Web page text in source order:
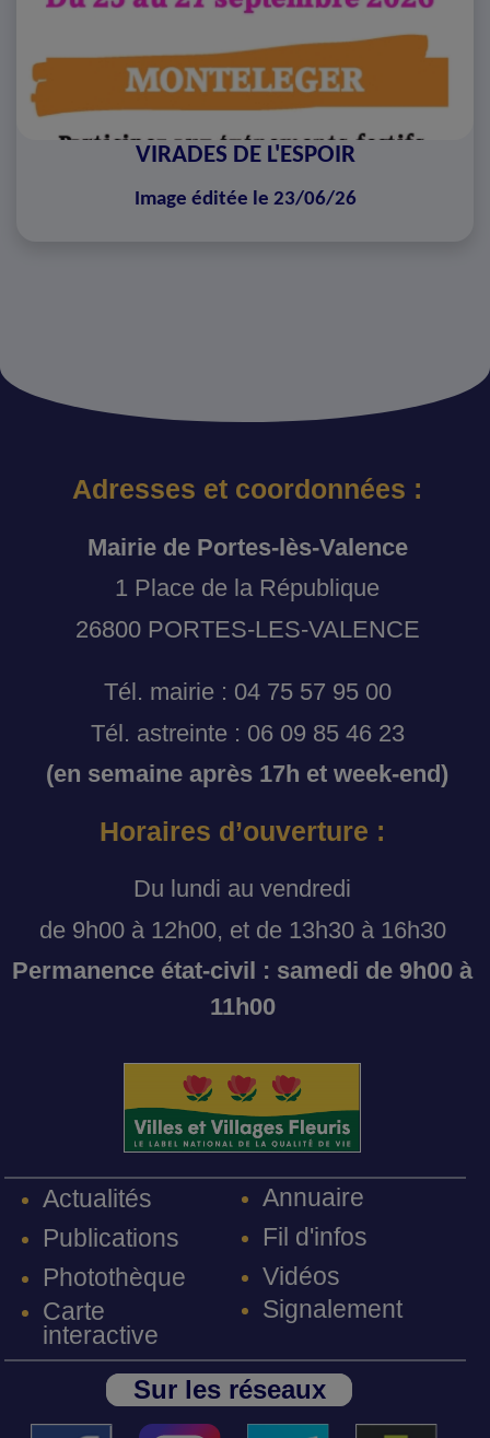
VIRADES DE L'ESPOIR
Image éditée le 23/06/26
Adresses et coordonnées :
Mairie de Portes-lès-Valence
1 Place de la République
26800 PORTES-LES-VALENCE
Tél. mairie : 04 75 57 95 00
Tél. astreinte : 06 09 85 46 23
(en semaine après 17h et week-end)
Horaires d’ouverture :
Du lundi au vendredi
de 9h00 à 12h00, et de 13h30 à 16h30
Permanence état-civil : samedi de 9h00 à
11h00
Actualités
Publications
Photothèque
Carte
interactive
Annuaire
Fil d'infos
Vidéos
Signalement
Sur les réseaux